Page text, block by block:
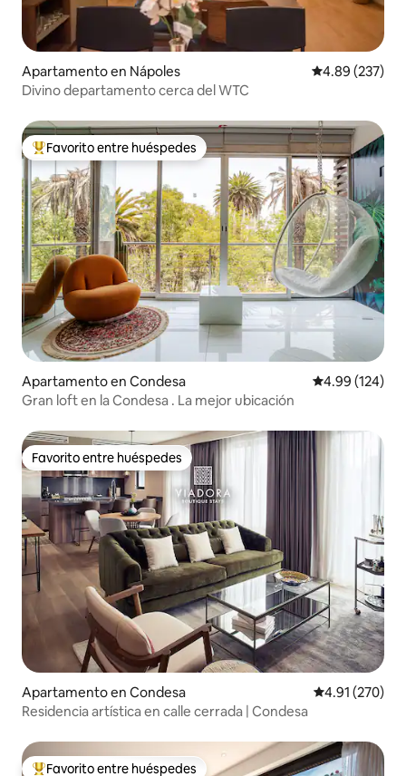
Apartamento en Nápoles Calificación
4.89 (237)
Divino departamento cerca del WTC
Favorito entre huéspedes preferido
Favorito entre huéspedes
Apartamento en Condesa Calificación
4.99 (124)
Gran loft en la Condesa . La mejor ubicación
Favorito entre huéspedes
Favorito entre huéspedes
Apartamento en Condesa Calificación
4.91 (270)
Residencia artística en calle cerrada | Condesa
Favorito entre huéspedes